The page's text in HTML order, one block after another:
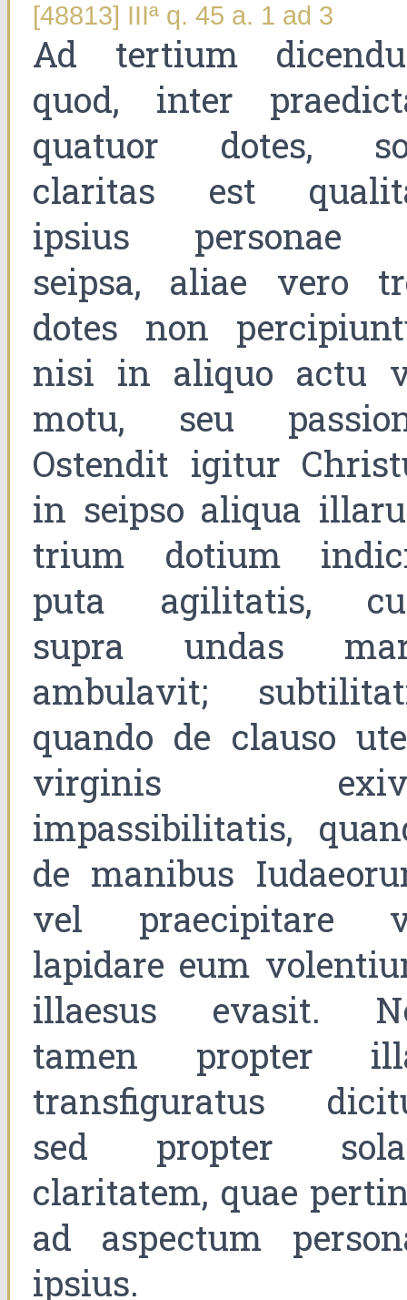
[48813] IIIª q. 45 a. 1 ad 3
Ad tertium
quod, inter
quatuor dotes,
claritas est
ipsius personae
seipsa, aliae vero
dotes non
nisi in aliquo actu
motu, seu
Ostendit igitur
in seipso aliqua
trium dotium
puta agilitatis,
supra undas
ambulavit;
quando de clauso
virginis
impassibilitatis,
de manibus
vel praecipitare
lapidare eum
illaesus evasit.
tamen propter
transfiguratus
sed propter
claritatem, quae
ad aspectum
ipsius.